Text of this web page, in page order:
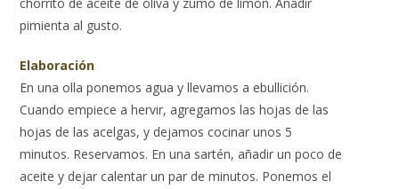
pimienta al gusto.
Elaboración
En una olla ponemos agua y llevamos a ebullición.
Cuando empiece a hervir, agregamos las hojas de las
hojas de las acelgas, y dejamos cocinar unos 5
minutos. Reservamos. En una sartén, añadir un poco de
aceite y dejar calentar un par de minutos. Ponemos el